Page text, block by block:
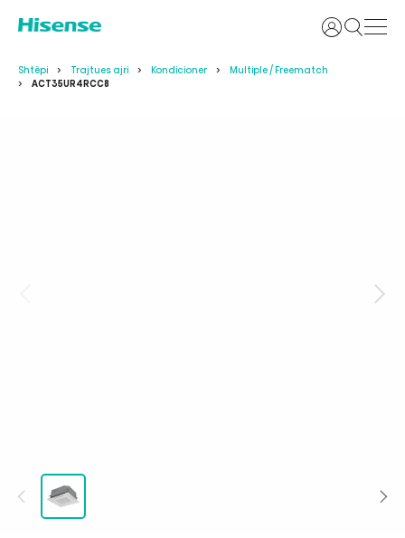
Identifikohu
Shtëpi Trajtues ajri Kondicioner
Multiple / Freematch
ACT35UR4RCC8